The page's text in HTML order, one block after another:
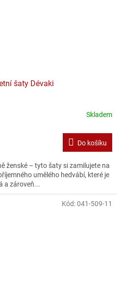
šaty Dévaki
Skladem
Do košíku
ženské – tyto šaty si zamilujete na
umělého hedvábí, které je
a zároveň...
Kód:041-509-11